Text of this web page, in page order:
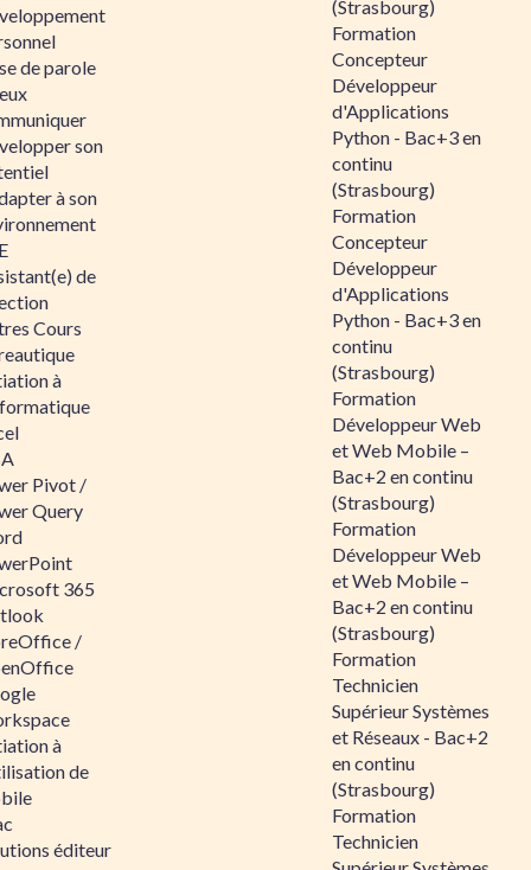
de parole
son
à son
de
Cours
à
Pivot /
Query
365
/
à
de
éditeur
(Strasbourg)
Formation
Concepteur
Développeur
d'Applications
Python - Bac+3 en
continu
(Strasbourg)
Formation
Concepteur
Développeur
d'Applications
Python - Bac+3 en
continu
(Strasbourg)
Formation
Développeur Web
et Web Mobile –
Bac+2 en continu
(Strasbourg)
Formation
Développeur Web
et Web Mobile –
Bac+2 en continu
(Strasbourg)
Formation
Technicien
Supérieur Systèmes
et Réseaux - Bac+2
en continu
(Strasbourg)
Formation
Technicien